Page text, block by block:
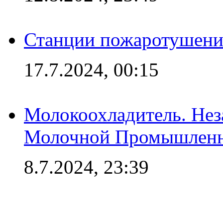
Станции
17.7.2024, 00:15
Молокоохладитель.
Молочной
8.7.2024, 23:39